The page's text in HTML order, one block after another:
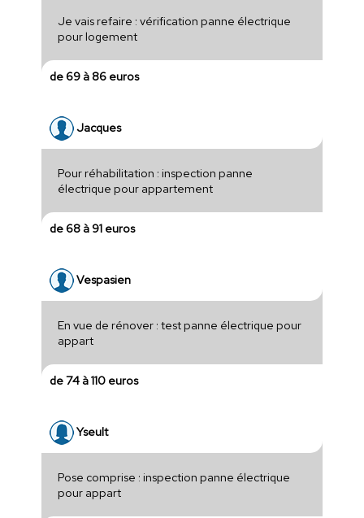
Je vais refaire : vérification panne électrique
pour logement
de 69 à 86 euros
Jacques
Pour réhabilitation : inspection panne
électrique pour appartement
de 68 à 91 euros
Vespasien
En vue de rénover : test panne électrique pour
appart
de 74 à 110 euros
Yseult
Pose comprise : inspection panne électrique
pour appart